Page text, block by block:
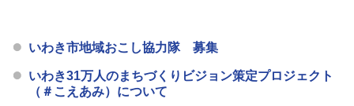
いわき市地域おこし協力隊 募集
いわき31万人のまちづくりビジョン策定プロジェクト
（＃こえあみ）について